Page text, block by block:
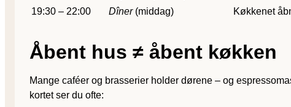
19:30 – 22:00
Dîner(middag) Køkkenet
Åbent hus ≠ åbent køkken
Mange caféer og brasserier holder dørene – og
kortet ser du ofte: